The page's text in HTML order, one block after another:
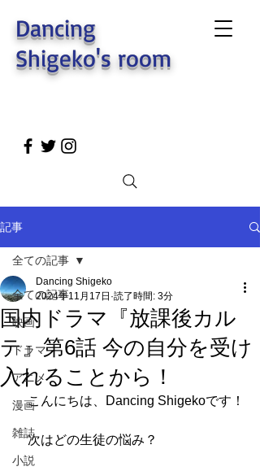
Dancing
Shigeko's room
記事
全ての記事
映画
ドラマ
アニメ
漫画
雑誌
小説
全ての記事
国内ドラマ『放課後カル
テ』第6話 今の自分を受け
入れることから！
Dancing Shigeko
2024年11月17日 読了時間: 3分
こんにちは、Dancing Shigekoです！
次はどの生徒の悩み？